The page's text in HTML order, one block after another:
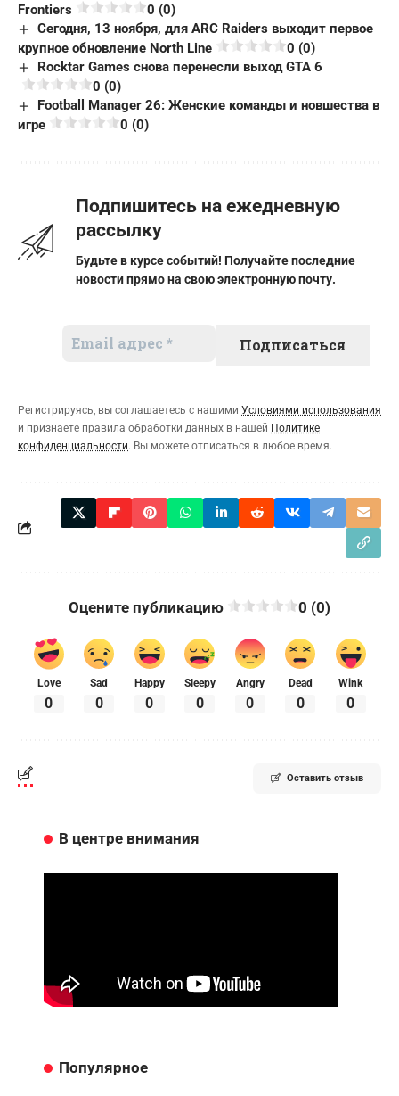
Frontiers
0 (0)
Сегодня, 13 ноября, для ARC Raiders выходит первое
крупное обновление North Line
0 (0)
Rocktar Games снова перенесли выход GTA 6
0 (0)
Football Manager 26: Женские команды и новшества в
игре
0 (0)
Подпишитесь на ежедневную
рассылку
Будьте в курсе событий! Получайте последние
новости прямо на свою электронную почту.
Регистрируясь, вы соглашаетесь с нашими Условиями использования
и признаете правила обработки данных в нашей Политике
конфиденциальности. Вы можете отписаться в любое время.
Оцените публикацию 0 (0)
Love
0
Sad
0
Happy
0
Sleepy
0
Angry
0
Dead
0
Wink
0
Оставить отзыв
В центре внимания
Популярное